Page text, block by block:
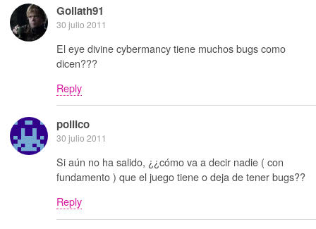
Goliath91
30 julio 2011
El eye divine cybermancy tiene muchos bugs como
dicen???
Reply
pollico
30 julio 2011
Si aún no ha salido, ¿¿cómo va a decir nadie ( con
fundamento ) que el juego tiene o deja de tener bugs??
Reply